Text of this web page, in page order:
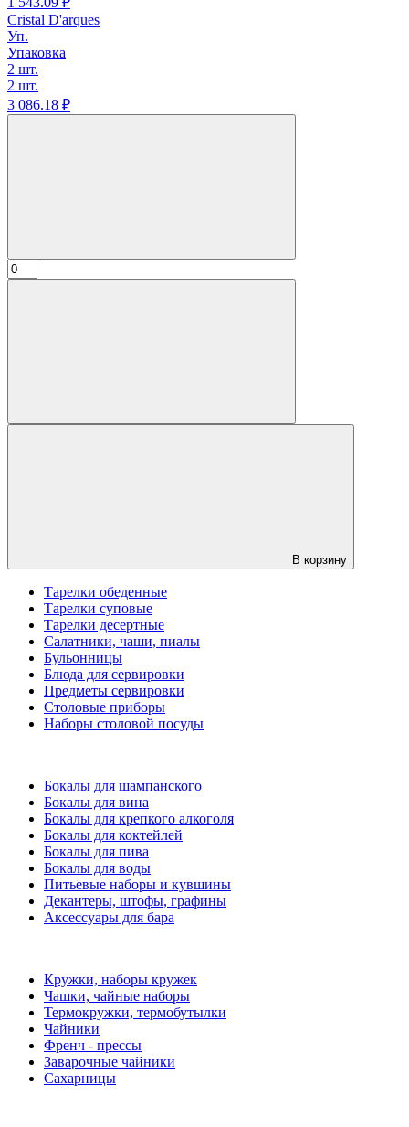
Cristal D'arques
Уп.
Упаковка
2 шт.
2 шт.
3 086.18 ₽
В корзину
Тарелки обеденные
Тарелки суповые
Тарелки десертные
Салатники, чаши, пиалы
Бульонницы
Блюда для сервировки
Предметы сервировки
Столовые приборы
Наборы столовой посуды
Бокалы для шампанского
Бокалы для вина
Бокалы для крепкого алкоголя
Бокалы для коктейлей
Бокалы для пива
Бокалы для воды
Питьевые наборы и кувшины
Декантеры, штофы, графины
Аксессуары для бара
Кружки, наборы кружек
Чашки, чайные наборы
Термокружки, термобутылки
Чайники
Френч - прессы
Заварочные чайники
Сахарницы